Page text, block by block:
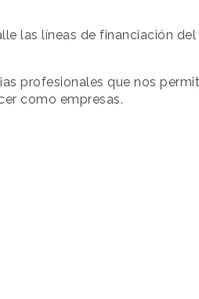
las líneas de financiación
profesionales que nos
como empresas.